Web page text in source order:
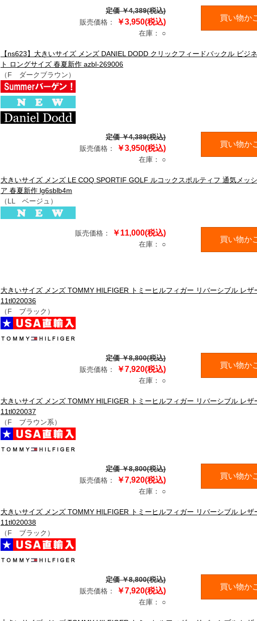
定価 ￥4,389(税込)
販売価格：
￥3,950(税込)
在庫： ○
買い物か
【ns623】大きいサイズ メンズ DANIEL DODD クリックフィードバックル ビジ
ト ロングサイズ 春夏新作 azbl-269006
（F ダークブラウン）
定価 ￥4,389(税込)
販売価格：
￥3,950(税込)
在庫： ○
買い物か
大きいサイズ メンズ LE COQ SPORTIF GOLF ルコックスポルティフ 通気メッ
ア 春夏新作 lg6sblb4m
（LL ベージュ）
販売価格： ￥11,000(税込)
在庫： ○
買い物か
大きいサイズ メンズ TOMMY HILFIGER トミーヒルフィガー リバーシブル レザ
11tl020036
（F ブラック）
定価 ￥8,800(税込)
販売価格：
￥7,920(税込)
在庫： ○
買い物か
大きいサイズ メンズ TOMMY HILFIGER トミーヒルフィガー リバーシブル レザ
11tl020037
（F ブラウン系）
定価 ￥8,800(税込)
販売価格：
￥7,920(税込)
在庫： ○
買い物か
大きいサイズ メンズ TOMMY HILFIGER トミーヒルフィガー リバーシブル レザ
11tl020038
（F ブラック）
定価 ￥8,800(税込)
販売価格：
￥7,920(税込)
在庫： ○
買い物か